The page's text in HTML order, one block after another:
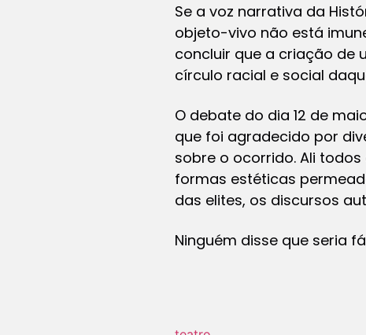
Se a voz narrativa da
objeto-vivo não está
concluir que a criação de
círculo racial e social
O debate do dia 12 de
que foi agradecido por
sobre o ocorrido. Ali
formas estéticas
das elites, os discursos
Ninguém disse que seria